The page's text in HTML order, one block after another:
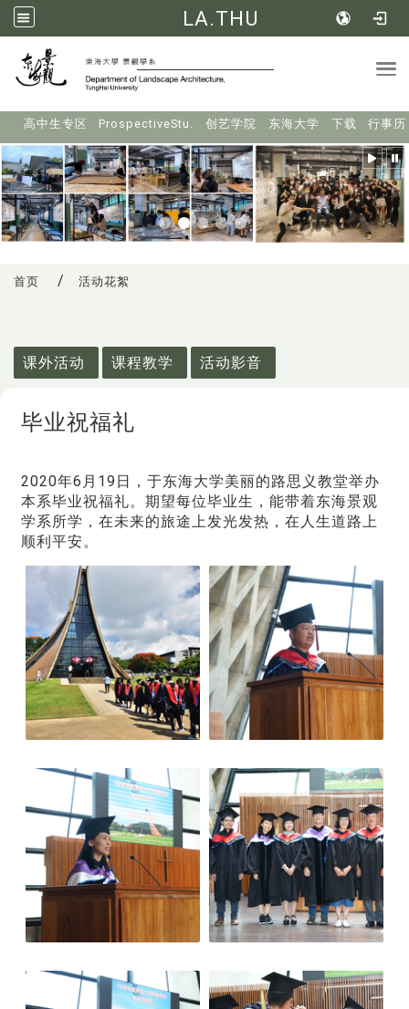
LA.THU
高中生专区 ProspectiveStu. 创艺学院 东海大学 下载 行事历
首页 活动花絮
课外活动
课程教学 活动影音
毕业祝福礼
2020年6月19日，于东海大学美丽的路思义教堂举办
本系毕业祝福礼。期望每位毕业生，能带着东海景观
学系所学，在未来的旅途上发光发热，在人生道路上
顺利平安。